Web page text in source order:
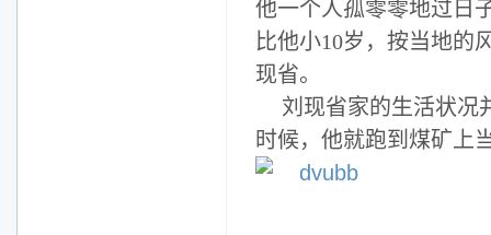
他一个人孤零零地过日
比他小10岁，按当地的
现省。
刘现省家的生活状况
时候，他就跑到煤矿上